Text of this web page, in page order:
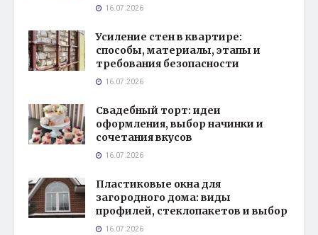
16.07.2026
Усиление стен в квартире:
способы, материалы, этапы и
требования безопасности
16.07.2026
Свадебный торт: идеи
оформления, выбор начинки и
сочетания вкусов
16.07.2026
Пластиковые окна для
загородного дома: виды
профилей, стеклопакетов и выбор
16.07.2026